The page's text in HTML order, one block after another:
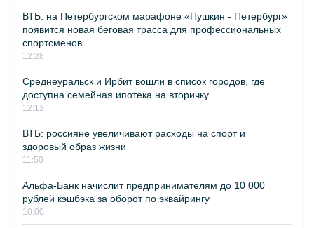
ВТБ: на Петербургском марафоне «Пушкин - Петербург»
появится новая беговая трасса для профессиональных
спортсменов
12:28
Среднеуральск и Ирбит вошли в список городов, где
доступна семейная ипотека на вторичку
12:13
ВТБ: россияне увеличивают расходы на спорт и
здоровый образ жизни
11:50
Альфа-Банк начислит предпринимателям до 10 000
рублей кэшбэка за оборот по эквайрингу
10:00